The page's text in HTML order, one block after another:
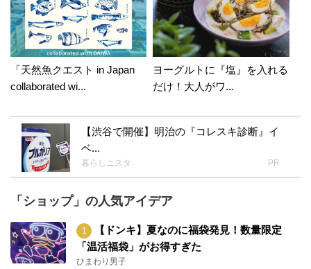
「天然魚クエスト in Japan
collaborated wi...
ヨーグルトに『塩』を入れる
だけ！大人がワ...
【渋谷で開催】明治の『コレスキ診断』イ
ベ...
暮らしニスタ PR
「ショップ」の人気アイデア
【ドンキ】夏なのに福袋発見！数量限定
「温活福袋」がお得すぎた
ひまわり男子